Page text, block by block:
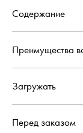
Содержание
Преимущества
Загружать
Перед заказом